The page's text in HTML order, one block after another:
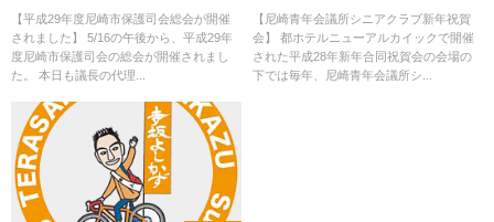
【平成29年度尼崎市保護司会総会が開催
されました】 5/16の午後から、平成29年
度尼崎市保護司会の総会が開催されまし
た。 本日も議長の代理...
【尼崎青年会議所シニアクラブ新年祝賀
会】 都ホテルニューアルカイックで開催
された平成28年新年合同祝賀会の会場の
下では毎年、尼崎青年会議所シ...